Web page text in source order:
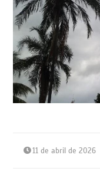
11 de abril de 2026